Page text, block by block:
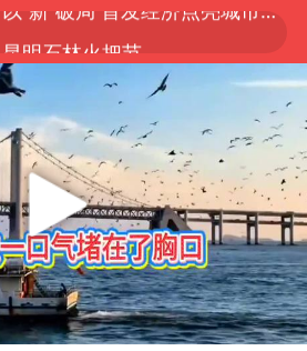
我国编制完成新版全月地质图
宇树科技发行价格150.80元/股
台风白海豚即将进入48小时警戒线
官方回应献血屋不让市民入内躲雨
郑国霖回应去景区上班被保安拦下
80后女柜员逆袭成4200亿银行副行长
33:53